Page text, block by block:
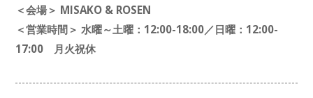
＜会場＞ MISAKO & ROSEN
＜営業時間＞ 水曜～土曜：12:00-18:00／日曜：12:00-
17:00 月火祝休